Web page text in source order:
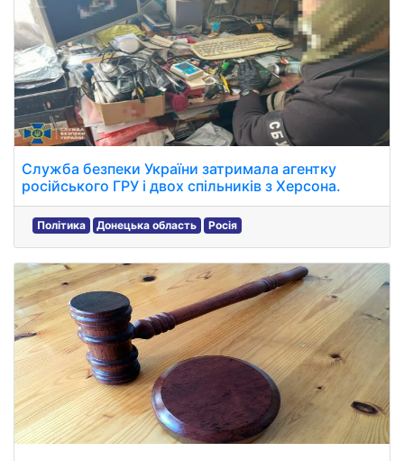
Служба безпеки України затримала агентку
російського ГРУ і двох спільників з Херсона.
Політика Донецька область Росія